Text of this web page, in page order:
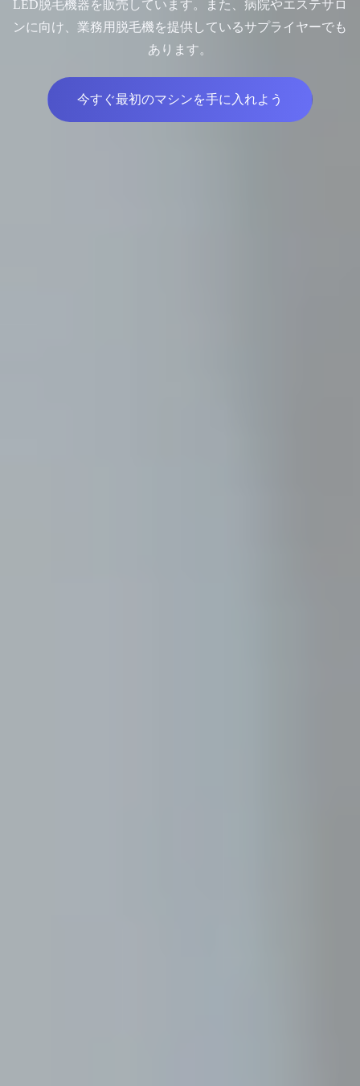
LED脱毛機器を販売しています。また、病院やエステサロ
ンに向け、業務用脱毛機を提供しているサプライヤーでも
あります。
今すぐ最初のマシンを手に入れよう